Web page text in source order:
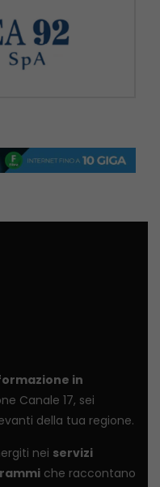
in
Canale 17, sei
della tua regione.
nei servizi
che raccontano